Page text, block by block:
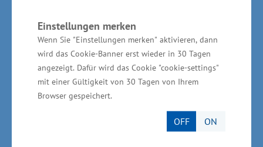
Einstellungen merken
Wenn Sie "Einstellungen merken" aktivieren, dann
wird das Cookie-Banner erst wieder in 30 Tagen
angezeigt. Dafür wird das Cookie "cookie-settings"
mit einer Gültigkeit von 30 Tagen von Ihrem
Browser gespeichert.
OFF ON
Reiseführer vermarktet werden. Sowohl bei
Einheimischen als auch Touristen soll dadurch
das Interesse an Angeboten zur
Kulturgeschichte Pommerns geweckt werden.
„Rowerem wokół Zalewu - Fahrradroute um das